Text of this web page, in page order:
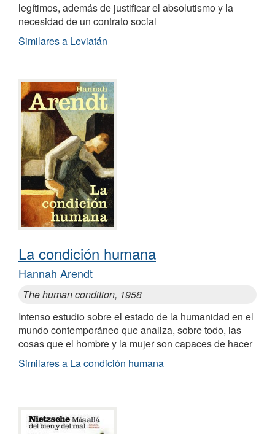
legítimos, además de justificar el absolutismo y la
necesidad de un contrato social
Similares a Leviatán
La condición humana
Hannah Arendt
The human condition, 1958
Intenso estudio sobre el estado de la humanidad en el
mundo contemporáneo que analiza, sobre todo, las
cosas que el hombre y la mujer son capaces de hacer
Similares a La condición humana